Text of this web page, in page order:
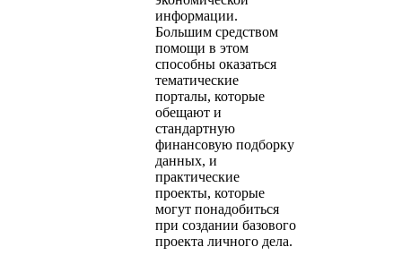
информации.
Большим средством
помощи в этом
способны оказаться
тематические
порталы, которые
обещают и
стандартную
финансовую подборку
данных, и
практические
проекты, которые
могут понадобиться
при создании базового
проекта личного дела.